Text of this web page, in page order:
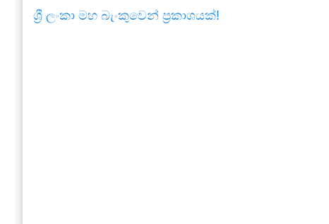
ශ්‍රී ලංකා මහ බැංකුවෙන් ප්‍රකාශයක්!